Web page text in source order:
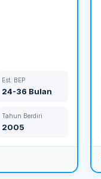
Est. BEP
24-36 Bulan
Tahun Berdiri
2005